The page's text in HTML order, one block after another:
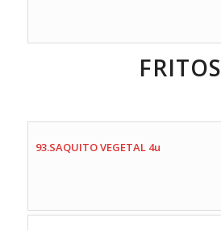
FRITOS
93.SAQUITO VEGETAL 4u